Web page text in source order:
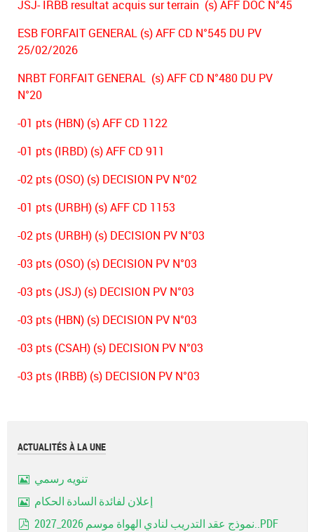
JSJ- IRBB resultat acquis sur terrain (s) AFF DOC N°45
ESB FORFAIT GENERAL (s) AFF CD N°545 DU PV
25/02/2026
NRBT FORFAIT GENERAL (s) AFF CD N°480 DU PV
N°20
-01 pts (HBN) (s) AFF CD 1122
-01 pts (IRBD) (s) AFF CD 911
-02 pts (OSO) (s) DECISION PV N°02
-01 pts (URBH) (s) AFF CD 1153
-02 pts (URBH) (s) DECISION PV N°03
-03 pts (OSO) (s) DECISION PV N°03
-03 pts (JSJ) (s) DECISION PV N°03
-03 pts (HBN) (s) DECISION PV N°03
-03 pts (CSAH) (s) DECISION PV N°03
-03 pts (IRBB) (s) DECISION PV N°03
ACTUALITÉS À LA UNE
تنويه رسمي
إعلان لفائدة السادة الحكام
نموذج عقد التدريب لنادي الهواة موسم 2026_2027..PDF